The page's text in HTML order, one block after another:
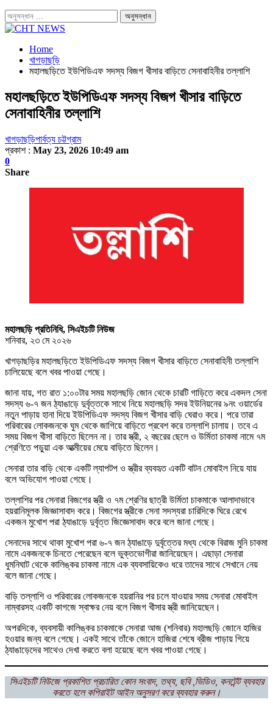
Home
খাগড়াছড়ি
মহালছড়িতে ইউপিডিএফ সদস্য বিজগ খীসার বাড়িতে সেনাবাহিনীর তল্লাশি
মহালছড়িতে ইউপিডিএফ সদস্য বিজগ খীসার বাড়িতে
সেনাবাহিনীর তল্লাশি
খাগড়াছড়িপার্বত্য চট্টগ্রাম
প্রকাশ : May 23, 2026 10:49 am
0
Share
মহালছড়ি প্রতিনিধি, সিএইচটি নিউজ
শনিবার, ২৩ মে ২০২৬
খাগড়াছড়ির মহালছড়িতে ইউপিডিএফ সদস্য বিজগ খীসার বাড়িতে সেনাবাহিনী তল্লাশি
চালিয়েছে বলে খবর পাওয়া গেছে।
জানা যায়, গত রাত ১:০০টার সময় মহালছড়ি জোন থেকে চারটি গাড়িতে করে একদল সেনা
সদস্য ৬-৭ জন ঠ্যাঙাড়ে দুর্বৃত্তকে সাথে নিয়ে মহালছড়ি সদর ইউনিয়নের ৯নং ওয়ার্ডের
নতুন পাড়ায় হানা দিয়ে ইউপিডিএফ সদস্য বিজগ খীসার বাড়ি ঘেরাও করে। পরে তারা
পরিবারের লোকজনকে ঘুম থেকে জাগিয়ে বাড়িতে প্রবেশ করে তল্লাশি চালায়। তবে এ
সময় বিজগ খীসা বাড়িতে ছিলেন না। তার স্ত্রী, ২ বছরের ছেলে ও উর্মিতা চাকমা নামে ৭ম
শ্রেণিতে পড়ুয়া এক আত্মীয়ের মেয়ে বাড়িতে ছিলেন।
সেনারা তার বাড়ি থেকে একটি ল্যাপটপ ও স্ত্রীর ব্যবহৃত একটি বাটন মোবাইল নিয়ে যায়
বলে অভিযোগ পাওয়া গেছে।
তল্লাশির পর সেনারা বিজগের স্ত্রী ও ৭ম শ্রেণির ছাত্রী উর্মিতা চাকমাকে আলাদাভাবে
হয়রানিমূলক জিজ্ঞাসাবাদ করে। বিজগের স্ত্রীকে সেনা সদস্যরা চারিদিকে ঘিরে রেখে
একজন মুখোশ পরা ঠ্যাঙাড়ে দুর্বৃত্ত জিজ্ঞেসাবাদ করে বলে জানা গেছে।
সেনাদের সাথে থাকা মুখোশ পরা ৬-৭ জন ঠ্যাঙাড়ে দুর্বৃত্তের মধ্য থেকে বিরাজ মুনি চাকমা
নামে একজনকে চিনতে পেরেছেন বলে ভুক্তভোগীরা জানিয়েছেন। এছাড়া সেনারা
ধুমনিঘাট থেকে কালিঙ্কর চাকমা নামে এক ব্যবসায়িকেও ধরে তাদের সাথে সেখানে নেয়
বলে জানা গেছে।
বাড়ি তল্লাশি ও পরিবারের লোকজনকে হয়রানির পর চলে যাওয়ার সময় সেনারা মোবাইল
নাম্বারসহ একটি কাগজে স্বাক্ষর নেয় বলে বিজগ খীসার স্ত্রী জানিয়েছেন।
অপরদিকে, ব্যবসায়ী কালিঙ্কর চাকমাকে সেনারা আজ (শনিবার) মহালছড়ি জোনে হাজির
হওয়ার জন্য বলে গেছে। একই সাথে তাঁকে জোনে হাজিরা শেষে ব্রীজ পাড়ায় গিয়ে
ঠ্যাঙাড়েদের সাথেও দেখা করতে বলা হয়েছে বলে খবর পাওয়া গেছে।
সিএইচটি নিউজে প্রকাশিত প্রচারিত কোন সংবাদ, তথ্য, ছবি ,ভিডিও, কনটেন্ট ব্যবহার
করতে হলে কপিরাইট আইন অনুসরণ করে ব্যবহার করুন।